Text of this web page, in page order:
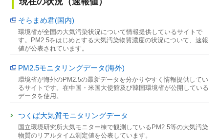
そらまめ君(国内)
環境省が全国の大気汚染状況について情報提供しているサイトで
す。PM2.5をはじめとする大気汚染物質濃度の状況について、速報
値が公表されています。
PM2.5モニタリングデータ(海外)
環境省が海外のPM2.5の最新データを分かりやすく情報提供してい
るサイトです。在中国・米国大使館及び韓国環境省が公開している
データを使用。
つくば大気質モニタリングデータ
国立環境研究所大気モニター棟で観測しているPM2.5等の大気汚染
物質のリアルタイム測定値を公表しています。